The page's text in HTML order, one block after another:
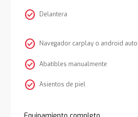
check_circle Delantera
check_circle Navegador carplay o android auto
check_circle Abatibles manualmente
check_circle Asientos de piel